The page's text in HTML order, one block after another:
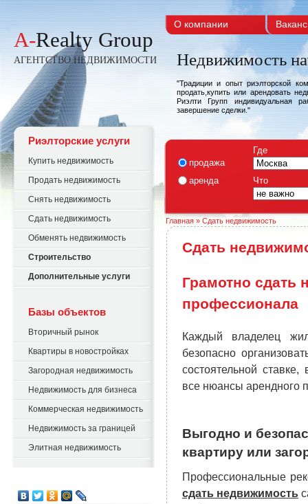
Недвижимость
"Традиции и опыт риэлторской
продать,купить или арендовать
Риэлти Групп индивидуальная
завершение сделки."
A-Realty Group
АГЕНТСТВО НЕДВИЖИМОСТИ
О компании
Риэлторские услуги
Купить недвижимость
Продать недвижимость
Снять недвижимость
Сдать недвижимость
Обменять недвижимость
Строительство
Дополнительные услуги
Базы объектов
Вторичный рынок
Квартиры в новостройках
Загородная недвижимость
Недвижимость для бизнеса
Коммерческая недвижимость
Недвижимость за границей
Элитная недвижимость
продажа
аренда
Где
Что
Главная » Сдать недвижимость
Сдать
Грамотно сдать
профессионала
Каждый владелец
безопасно
состоятельной
все нюансы арендного
Выгодно и
квартиру или
Профессиональные
сдать недвижимость